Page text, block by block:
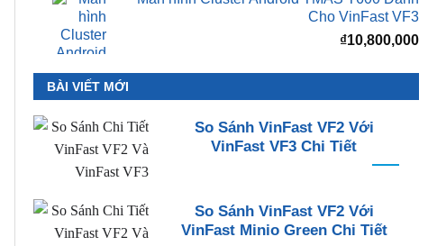
Cho VinFast VF3
₫10,800,000
BÀI VIẾT MỚI
So Sánh VinFast VF2 Với
VinFast VF3 Chi Tiết
So Sánh VinFast VF2 Với
VinFast Minio Green Chi Tiết